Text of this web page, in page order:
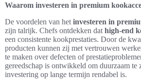
Waarom investeren in premium
De voordelen van het investeren in
zijn talrijk. Chefs ontdekken dat high-end
een consistente kookprestaties. Door de
producten kunnen zij met vertrouwen
te maken over defecten of
gereedschap is ontwikkeld om duurzaam te
investering op lange termijn rendabel is.